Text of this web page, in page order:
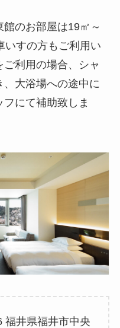
のお部屋は19㎡～
いすの方もご利用い
利用の場合、シャ
大浴場への途中に
にて補助致しま
福井県福井市中央